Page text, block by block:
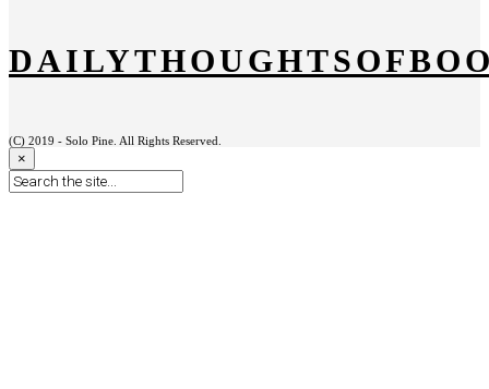
(C) 2019 - Solo Pine. All Rights Reserved.
×